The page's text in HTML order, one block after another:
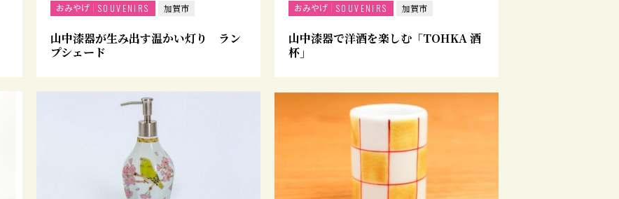
おみやげ SOUVENIRS 加賀市
山中漆器が生み出す温かい灯り ラン
プシェード
おみやげ SOUVENIRS 加賀市
山中漆器で洋酒を楽しむ「TOHKA 酒
杯」